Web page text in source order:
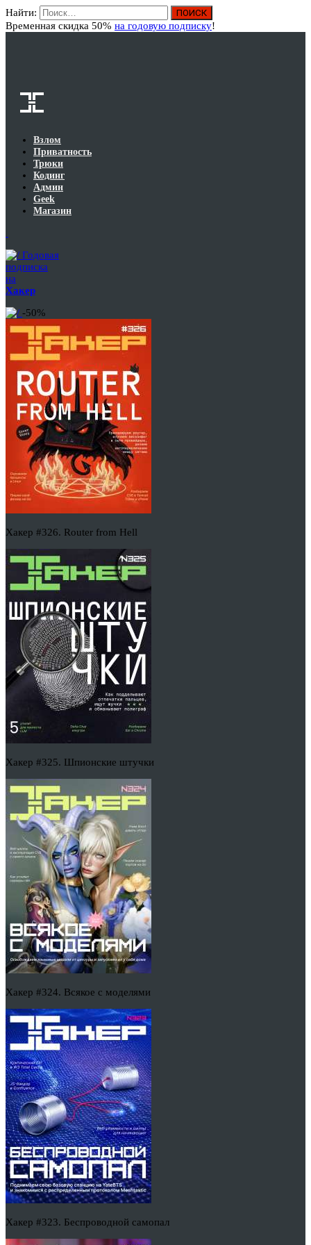
Найти:
Временная скидка 50% на годовую подписку!
Взлом
Приватность
Трюки
Кодинг
Админ
Geek
Магазин
Годовая
подписка
на
Хакер
-50%
Хакер #326. Router from Hell
Хакер #325. Шпионские штучки
Хакер #324. Всякое с моделями
Хакер #323. Беспроводной самопал